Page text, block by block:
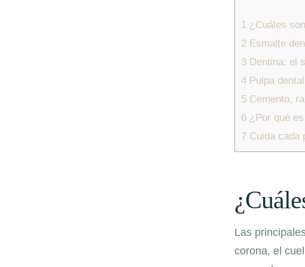
1 ¿Cuáles
2 Esmalte
3 Dentina: el
4 Pulpa
5 Cemento,
6 ¿Por qué
7 Cuida cada
Las
corona, el